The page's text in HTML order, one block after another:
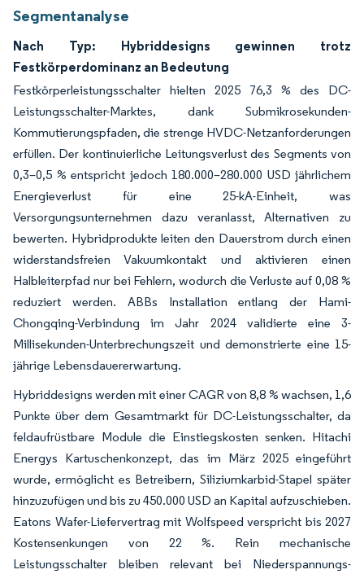
Segmentanalyse
Nach Typ: Hybriddesigns gewinnen trotz
Festkörperdominanz an Bedeutung
Festkörperleistungsschalter hielten 2025 76,3 % des DC-
Leistungsschalter-Marktes, dank Submikrosekunden-
Kommutierungspfaden, die strenge HVDC-Netzanforderungen
erfüllen. Der kontinuierliche Leitungsverlust des Segments von
0,3–0,5 % entspricht jedoch 180.000–280.000 USD jährlichem
Energieverlust für eine 25-kA-Einheit, was
Versorgungsunternehmen dazu veranlasst, Alternativen zu
bewerten. Hybridprodukte leiten den Dauerstrom durch einen
widerstandsfreien Vakuumkontakt und aktivieren einen
Halbleiterpfad nur bei Fehlern, wodurch die Verluste auf 0,08 %
reduziert werden. ABBs Installation entlang der Hami-
Chongqing-Verbindung im Jahr 2024 validierte eine 3-
Millisekunden-Unterbrechungszeit und demonstrierte eine 15-
jährige Lebensdauererwartung.
Hybriddesigns werden mit einer CAGR von 8,8 % wachsen, 1,6
Punkte über dem Gesamtmarkt für DC-Leistungsschalter, da
feldaufrüstbare Module die Einstiegskosten senken. Hitachi
Energys Kartuschenkonzept, das im März 2025 eingeführt
wurde, ermöglicht es Betreibern, Siliziumkarbid-Stapel später
hinzuzufügen und bis zu 450.000 USD an Kapital aufzuschieben.
Eatons Wafer-Liefervertrag mit Wolfspeed verspricht bis 2027
Kostensenkungen von 22 %. Rein mechanische
Leistungsschalter bleiben relevant bei Niederspannungs-